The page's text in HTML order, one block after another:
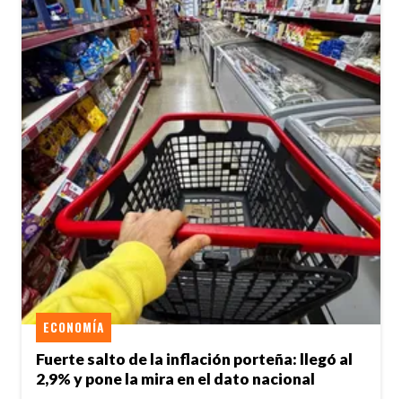
Fuerte salto de la inflación porteña: llegó al
2,9% y pone la mira en el dato nacional
ECONOMÍA